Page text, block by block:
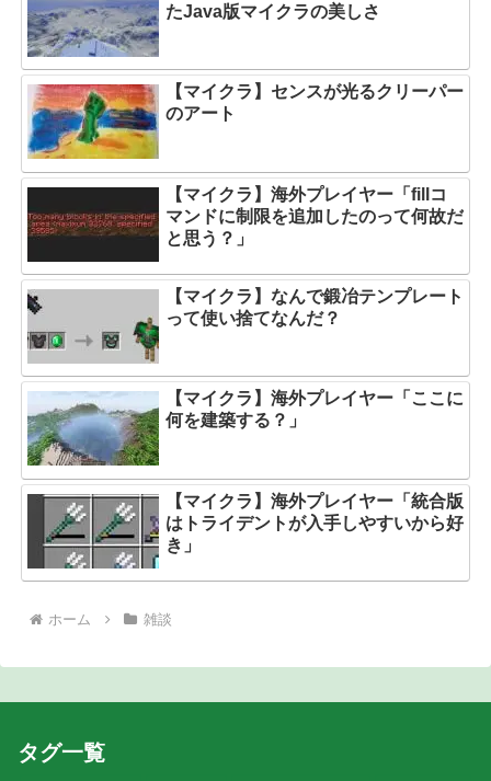
たJava版マイクラの美しさ
【マイクラ】センスが光るクリーパー
のアート
【マイクラ】海外プレイヤー「fillコ
マンドに制限を追加したのって何故だ
と思う？」
【マイクラ】なんで鍛冶テンプレート
って使い捨てなんだ？
【マイクラ】海外プレイヤー「ここに
何を建築する？」
【マイクラ】海外プレイヤー「統合版
はトライデントが入手しやすいから好
き」
ホーム 雑談
タグ一覧